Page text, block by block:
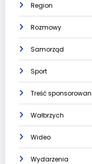
Region
Rozmowy
Samorząd
Sport
Treść
Wałbrzych
Wideo
Wydarzenia